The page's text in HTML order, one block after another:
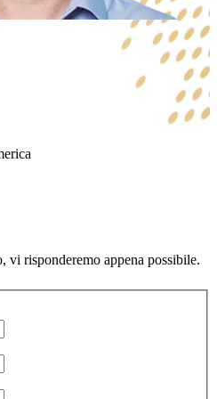
risponderemo appena possibile.